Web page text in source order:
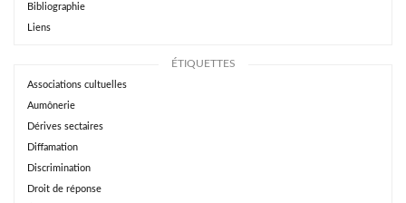
Bibliographie
Liens
ÉTIQUETTES
Associations cultuelles
Aumônerie
Dérives sectaires
Diffamation
Discrimination
Droit de réponse